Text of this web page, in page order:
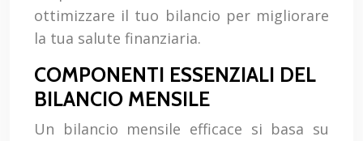
ottimizzare il tuo bilancio per migliorare
la tua salute finanziaria.
COMPONENTI ESSENZIALI DEL
BILANCIO MENSILE
Un bilancio mensile efficace si basa su